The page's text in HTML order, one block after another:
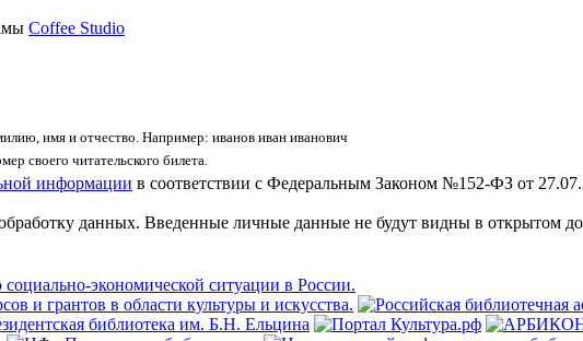
Coffee Studio
имя и отчество. Например: иванов иван иванович
своего читательского билета.
информации в соответствии с Федеральным Законом №152-ФЗ от
данных. Введенные личные данные не будут видны в открытом